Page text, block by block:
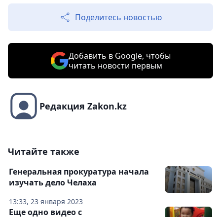
Поделитесь новостью
Добавить в Google, чтобы
читать новости первым
Редакция Zakon.kz
Читайте также
13:33, 23 января 2023
Генеральная прокуратура начала
изучать дело Челаха
Еще одно видео с